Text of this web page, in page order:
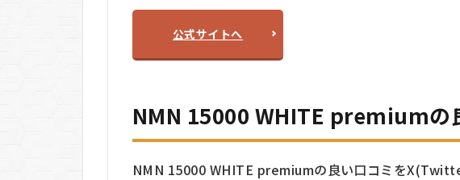
公式サイトへ
NMN 15000 WHITE premiumの
NMN 15000 WHITE premiumの良い口コミを